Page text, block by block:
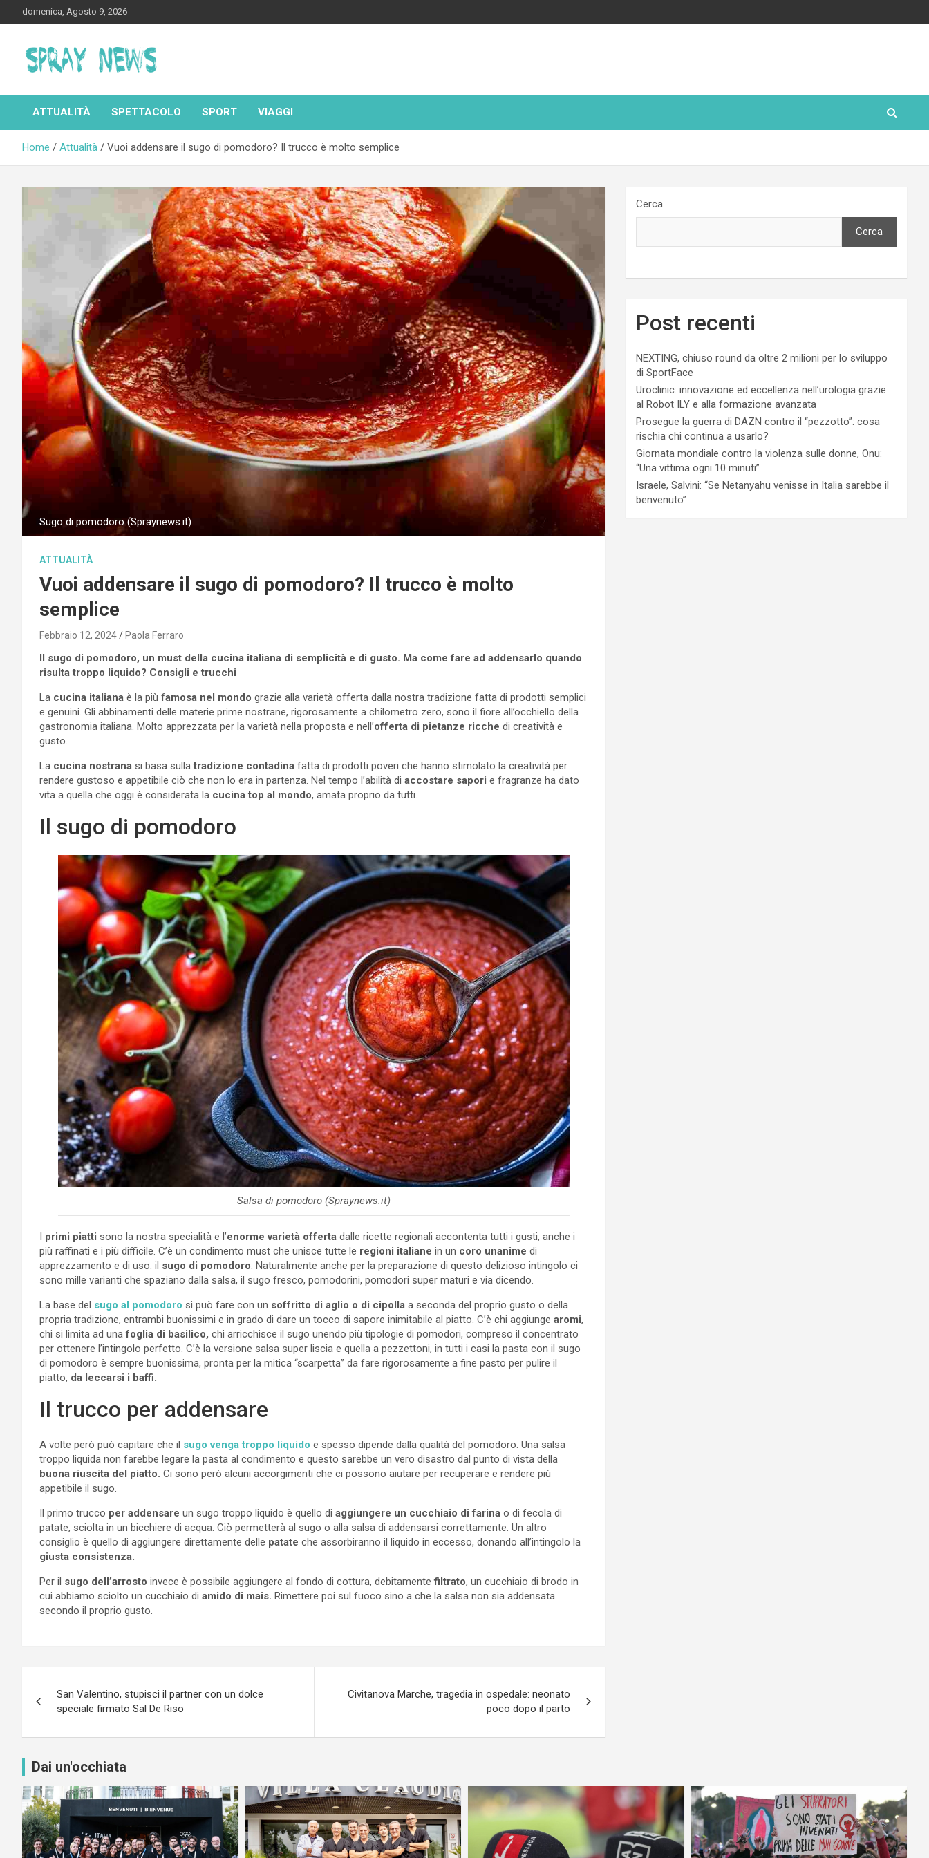
to
domenica, Agosto 9, 2026
Spraynews.it
ATTUALITÀ SPETTACOLO SPORT VIAGGI
Home Attualità Vuoi addensare il sugo di pomodoro? Il trucco è molto semplice
Sugo di pomodoro (Spraynews.it)
ATTUALITÀ
Vuoi addensare il sugo di pomodoro? Il trucco è molto
semplice
Febbraio 12, 2024 Paola Ferraro
Il sugo di pomodoro, un must della cucina italiana di semplicità e di gusto. Ma come fare ad addensarlo quando
risulta troppo liquido? Consigli e trucchi
La cucina italiana è la più famosa nel mondo grazie alla varietà offerta dalla nostra tradizione fatta di prodotti semplici
e genuini. Gli abbinamenti delle materie prime nostrane, rigorosamente a chilometro zero, sono il fiore all’occhiello della
gastronomia italiana. Molto apprezzata per la varietà nella proposta e nell’offerta di pietanze ricche di creatività e
gusto.
La cucina nostrana si basa sulla tradizione contadina fatta di prodotti poveri che hanno stimolato la creatività per
rendere gustoso e appetibile ciò che non lo era in partenza. Nel tempo l’abilità di accostare sapori e fragranze ha dato
vita a quella che oggi è considerata la cucina top al mondo, amata proprio da tutti.
Il sugo di pomodoro
Salsa di pomodoro (Spraynews.it)
I primi piatti sono la nostra specialità e l’enorme varietà offerta dalle ricette regionali accontenta tutti i gusti, anche i
più raffinati e i più difficile. C’è un condimento must che unisce tutte le regioni italiane in un coro unanime di
apprezzamento e di uso: il sugo di pomodoro . Naturalmente anche per la preparazione di questo delizioso intingolo ci
sono mille varianti che spaziano dalla salsa, il sugo fresco, pomodorini, pomodori super maturi e via dicendo.
La base del sugo al pomodoro si può fare con un soffritto di aglio o di cipolla a seconda del proprio gusto o della
propria tradizione, entrambi buonissimi e in grado di dare un tocco di sapore inimitabile al piatto. C’è chi aggiunge aromi,
chi si limita ad una foglia di basilico, chi arricchisce il sugo unendo più tipologie di pomodori, compreso il concentrato
per ottenere l’intingolo perfetto. C’è la versione salsa super liscia e quella a pezzettoni, in tutti i casi la pasta con il sugo
di pomodoro è sempre buonissima, pronta per la mitica “scarpetta” da fare rigorosamente a fine pasto per pulire il
piatto, da leccarsi i baffi.
Il trucco per addensare
A volte però può capitare che il sugo venga troppo liquido e spesso dipende dalla qualità del pomodoro. Una salsa
troppo liquida non farebbe legare la pasta al condimento e questo sarebbe un vero disastro dal punto di vista della
buona riuscita del piatto. Ci sono però alcuni accorgimenti che ci possono aiutare per recuperare e rendere più
appetibile il sugo.
Il primo trucco per addensare un sugo troppo liquido è quello di aggiungere un cucchiaio di farina o di fecola di
patate, sciolta in un bicchiere di acqua. Ciò permetterà al sugo o alla salsa di addensarsi correttamente. Un altro
consiglio è quello di aggiungere direttamente delle patate che assorbiranno il liquido in eccesso, donando all’intingolo la
giusta consistenza.
Per il sugo dell’arrosto invece è possibile aggiungere al fondo di cottura, debitamentefiltrato, un cucchiaio di brodo in
cui abbiamo sciolto un cucchiaio di amido di mais. Rimettere poi sul fuoco sino a che la salsa non sia addensata
secondo il proprio gusto.
articoli
San Valentino, stupisci il partner con un dolce
speciale firmato Sal De Riso
Civitanova Marche, tragedia in ospedale: neonato
poco dopo il parto
Cerca
Cerca
Post recenti
NEXTING, chiuso round da oltre 2 milioni per lo sviluppo
di SportFace
Uroclinic: innovazione ed eccellenza nell’urologia grazie
al Robot ILY e alla formazione avanzata
Prosegue la guerra di DAZN contro il “pezzotto”: cosa
rischia chi continua a usarlo?
Giornata mondiale contro la violenza sulle donne, Onu:
“Una vittima ogni 10 minuti”
Israele, Salvini: “Se Netanyahu venisse in Italia sarebbe il
benvenuto”
Dai un'occhiata